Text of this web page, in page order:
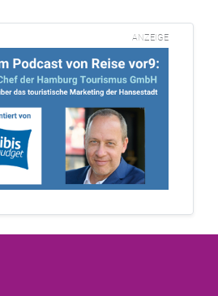
ANZEIGE